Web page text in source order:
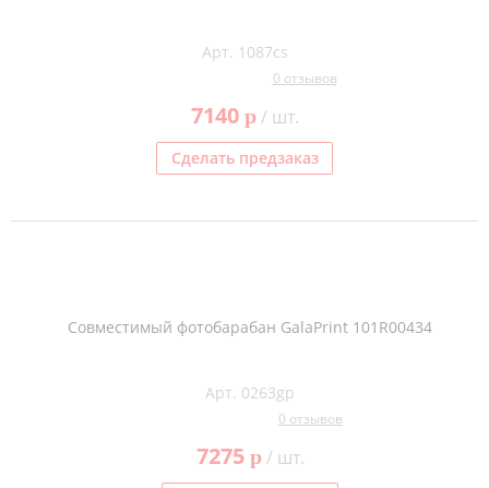
Арт. 1087cs
0 отзывов
7140 p/ шт.
Сделать предзаказ
Совместимый фотобарабан GalaPrint 101R00434
Арт. 0263gp
0 отзывов
7275 p/ шт.